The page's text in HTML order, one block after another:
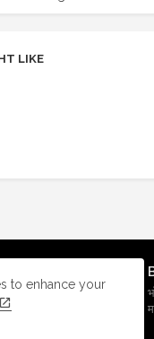
LIKE
to enhance your